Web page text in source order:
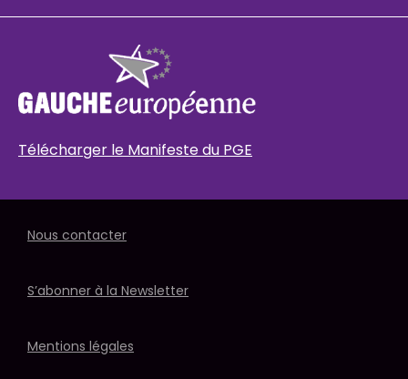
Télécharger le Manifeste du PGE
Nous contacter
S’abonner à la Newsletter
Mentions légales